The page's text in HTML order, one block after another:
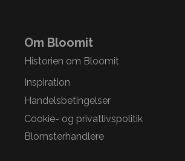
Om Bloomit
Historien om Bloomit
Inspiration
Handelsbetingelser
Cookie- og privatlivspolitik
Blomsterhandlere